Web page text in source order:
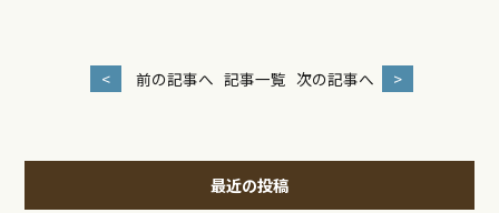
< 前の記事へ 記事一覧 次の記事へ >
最近の投稿